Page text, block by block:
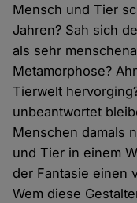
Mensch und Tier
Jahren? Sah sich
als sehr
Metamorphose?
Tierwelt
unbeantwortet
Menschen damals
und Tier in einem
der Fantasie einen
Wem diese